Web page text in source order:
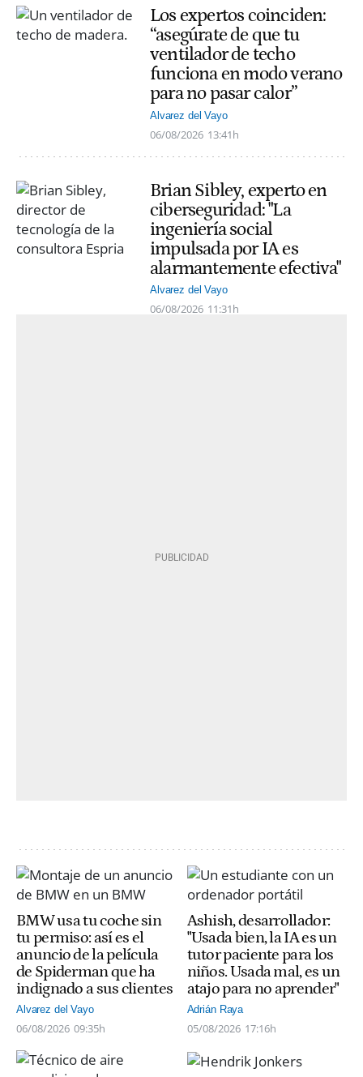
Los expertos coinciden:
“asegúrate de que tu
ventilador de techo
funciona en modo verano
para no pasar calor”
Alvarez del Vayo
06/08/2026 13:41h
Brian Sibley, experto en
ciberseguridad: "La
ingeniería social
impulsada por IA es
alarmantemente efectiva"
Alvarez del Vayo
06/08/2026 11:31h
BMW usa tu coche sin
tu permiso: así es el
anuncio de la película
de Spiderman que ha
indignado a sus clientes
Alvarez del Vayo
06/08/2026 09:35h
Ashish, desarrollador:
"Usada bien, la IA es un
tutor paciente para los
niños. Usada mal, es un
atajo para no aprender"
Adrián Raya
05/08/2026 17:16h